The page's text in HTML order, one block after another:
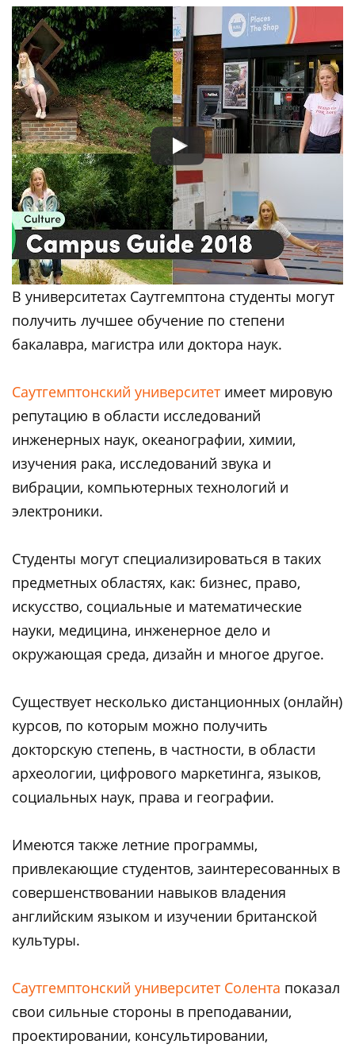
В университетах Саутгемптона студенты могут
получить лучшее обучение по степени
бакалавра, магистра или доктора наук.
Саутгемптонский университет имеет мировую
репутацию в области исследований
инженерных наук, океанографии, химии,
изучения рака, исследований звука и
вибрации, компьютерных технологий и
электроники.
Студенты могут специализироваться в таких
предметных областях, как: бизнес, право,
искусство, социальные и математические
науки, медицина, инженерное дело и
окружающая среда, дизайн и многое другое.
Существует несколько дистанционных (онлайн)
курсов, по которым можно получить
докторскую степень, в частности, в области
археологии, цифрового маркетинга, языков,
социальных наук, права и географии.
Имеются также летние программы,
привлекающие студентов, заинтересованных в
совершенствовании навыков владения
английским языком и изучении британской
культуры.
Саутгемптонский университет Солента показал
свои сильные стороны в преподавании,
проектировании, консультировании,